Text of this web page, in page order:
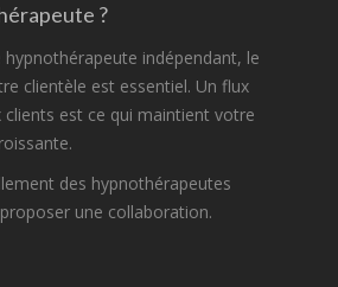
?
indépendant, le
clientèle est essentiel. Un flux
est ce qui maintient votre
des hypnothérapeutes
une collaboration.